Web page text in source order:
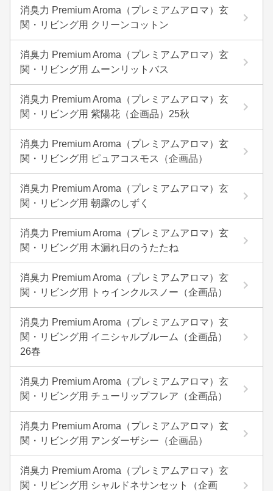
消臭力 Premium Aroma（プレミアムアロマ）玄
関・リビング用 クリーンコットン
消臭力 Premium Aroma（プレミアムアロマ）玄
関・リビング用 ムーンリットバス
消臭力 Premium Aroma（プレミアムアロマ）玄
関・リビング用 紫陽花（企画品）25秋
消臭力 Premium Aroma（プレミアムアロマ）玄
関・リビング用 ピュアコスモス（企画品）
消臭力 Premium Aroma（プレミアムアロマ）玄
関・リビング用 朝露のしずく
消臭力 Premium Aroma（プレミアムアロマ）玄
関・リビング用 木漏れ日のうたたね
消臭力 Premium Aroma（プレミアムアロマ）玄
関・リビング用 トゥインクルスノー（企画品）
消臭力 Premium Aroma（プレミアムアロマ）玄
関・リビング用 イニシャルブルーム（企画品）
26春
消臭力 Premium Aroma（プレミアムアロマ）玄
関・リビング用 チューリップフレア（企画品）
消臭力 Premium Aroma（プレミアムアロマ）玄
関・リビング用 アンダーザシー（企画品）
消臭力 Premium Aroma（プレミアムアロマ）玄
関・リビング用 シャルドネサンセット（企画